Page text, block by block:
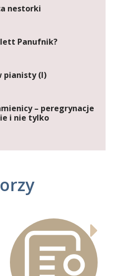
nestorki
Panufnik?
pianisty (I)
– peregrynacje
i nie tylko